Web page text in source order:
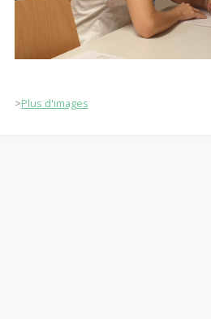
>Plus d'images